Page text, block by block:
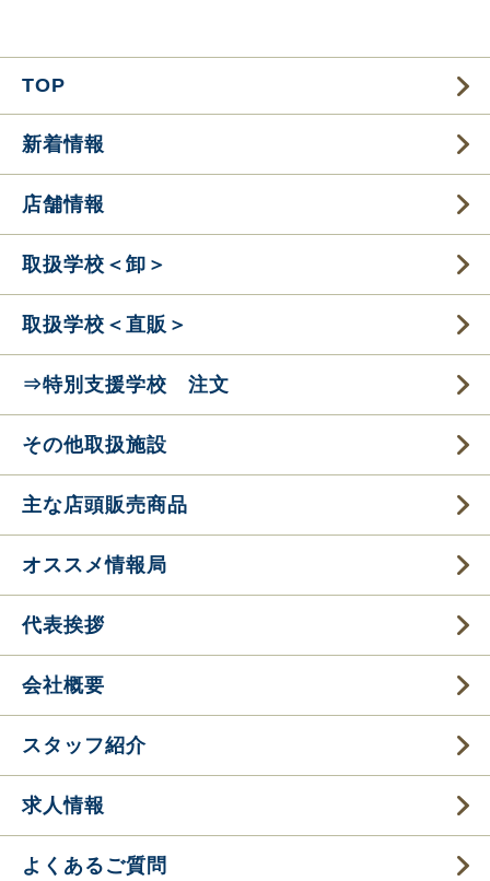
TOP
新着情報
店舗情報
取扱学校＜卸＞
取扱学校＜直販＞
⇒特別支援学校 注文
その他取扱施設
主な店頭販売商品
オススメ情報局
代表挨拶
会社概要
スタッフ紹介
求人情報
よくあるご質問